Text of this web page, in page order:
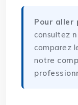
Pour aller
consultez
comparez
notre